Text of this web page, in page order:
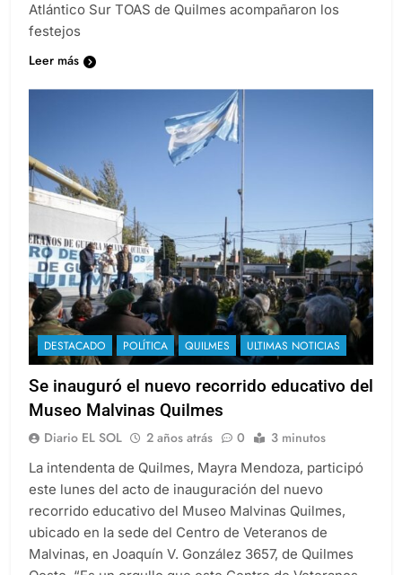
Atlántico Sur TOAS de Quilmes acompañaron los
festejos
Leer más
DESTACADO POLÍTICA QUILMES ULTIMAS NOTICIAS
Se inauguró el nuevo recorrido educativo del
Museo Malvinas Quilmes
Diario EL SOL 2 años atrás 0 3 minutos
La intendenta de Quilmes, Mayra Mendoza, participó
este lunes del acto de inauguración del nuevo
recorrido educativo del Museo Malvinas Quilmes,
ubicado en la sede del Centro de Veteranos de
Malvinas, en Joaquín V. González 3657, de Quilmes